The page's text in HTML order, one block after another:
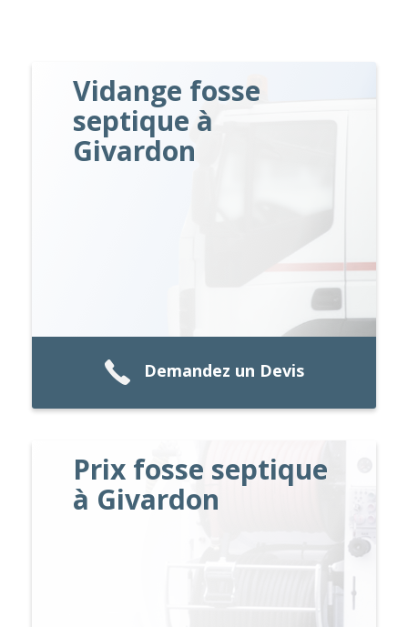
Vidange fosse
septique à
Givardon
Demandez un Devis
Prix fosse septique
à Givardon